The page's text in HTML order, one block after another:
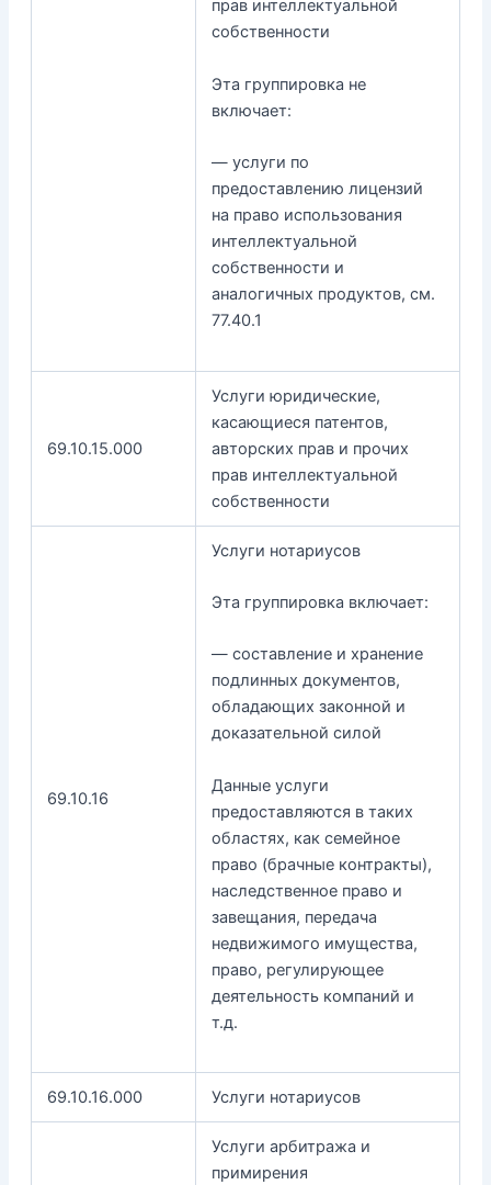
прав интеллектуальной
собственности
Эта группировка не
включает:
— услуги по
предоставлению лицензий
на право использования
интеллектуальной
собственности и
аналогичных продуктов, см.
77.40.1
69.10.15.000
Услуги юридические,
касающиеся патентов,
авторских прав и прочих
прав интеллектуальной
собственности
69.10.16
Услуги нотариусов
Эта группировка включает:
— составление и хранение
подлинных документов,
обладающих законной и
доказательной силой
Данные услуги
предоставляются в таких
областях, как семейное
право (брачные контракты),
наследственное право и
завещания, передача
недвижимого имущества,
право, регулирующее
деятельность компаний и
т.д.
69.10.16.000 Услуги нотариусов
Услуги арбитража и
примирения